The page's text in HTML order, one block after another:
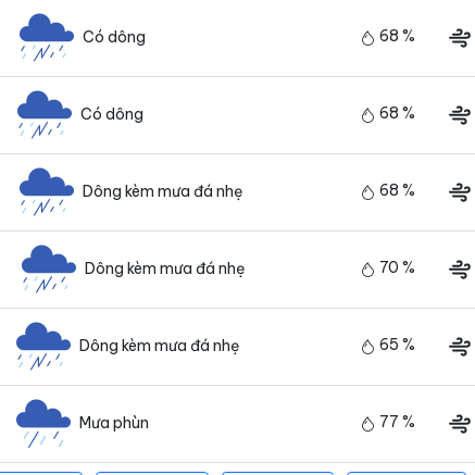
Có dông 68 %
Có dông 68 %
Dông kèm mưa đá nhẹ 68 %
Dông kèm mưa đá nhẹ 70 %
Dông kèm mưa đá nhẹ 65 %
Mưa phùn 77 %